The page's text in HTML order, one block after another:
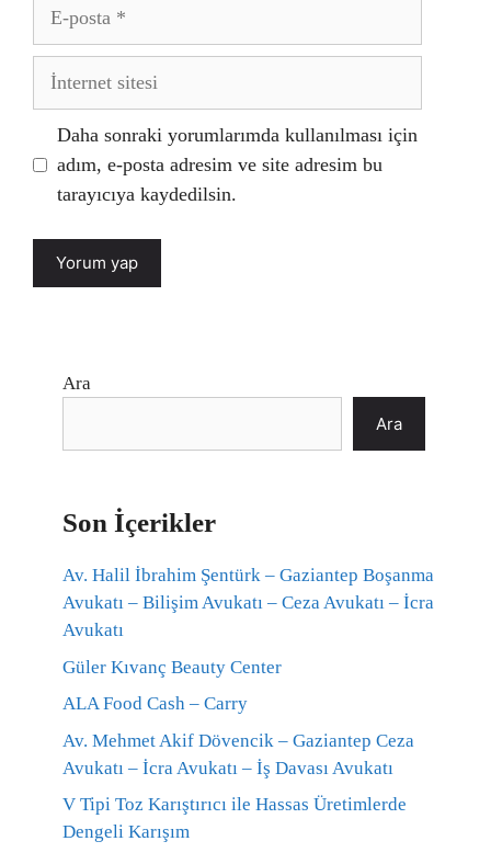
posta
İnternet
Daha sonraki yorumlarımda kullanılması için
adım, e-posta adresim ve site adresim bu
tarayıcıya kaydedilsin.
Ara
Ara
Son İçerikler
Av. Halil İbrahim Şentürk – Gaziantep Boşanma
Avukatı – Bilişim Avukatı – Ceza Avukatı – İcra
Avukatı
Güler Kıvanç Beauty Center
ALA Food Cash – Carry
Av. Mehmet Akif Dövencik – Gaziantep Ceza
Avukatı – İcra Avukatı – İş Davası Avukatı
V Tipi Toz Karıştırıcı ile Hassas Üretimlerde
Dengeli Karışım